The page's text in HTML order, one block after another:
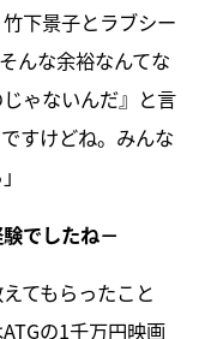
下景子とラブシー
んな余裕なんてな
ゃないんだ』と言
すけどね。みんな
でしたね－
てもらったこと
の1千万円映画